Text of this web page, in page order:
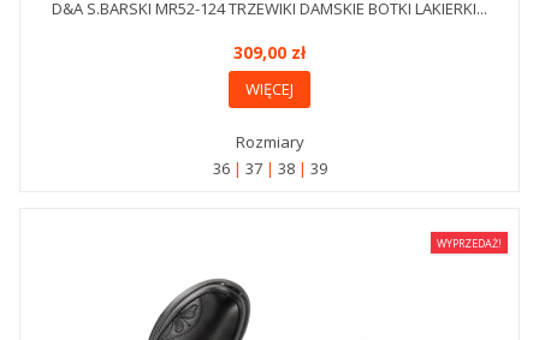
D&A S.BARSKI MR52-124 TRZEWIKI DAMSKIE BOTKI LAKIERKI...
309,00 zł
WIĘCEJ
Rozmiary
36
37 38 39
WYPRZEDAŻ!